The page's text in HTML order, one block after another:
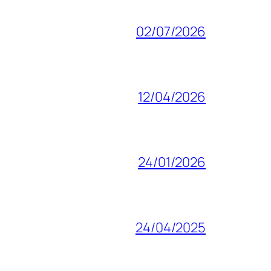
02/07/2026
12/04/2026
24/01/2026
24/04/2025